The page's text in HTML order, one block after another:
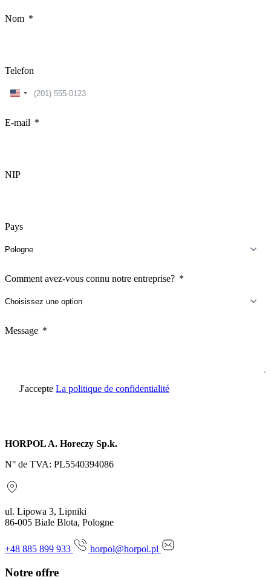
Nom
Telefon
United
E-mail
NIP
Pays
Comment avez-vous connu notre entreprise?
Message
J'accepte La politique de confidentialité
HORPOL A. Horeczy Sp.k.
N° de TVA: PL5540394086
ul. Lipowa 3, Lipniki
86-005 Biale Blota, Pologne
+48 885 899 933 horpol@horpol.pl
Notre offre